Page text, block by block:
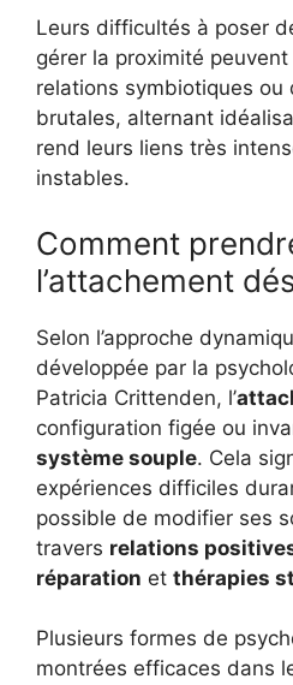
Leurs difficultés à poser
gérer la proximité
relations symbiotiques ou
brutales, alternant
rend leurs liens très
instables.
Comment
l’attachement
Selon l’approche
développée par la
Patricia Crittenden, l’
configuration figée ou
système souple. Cela
expériences difficiles
possible de modifier ses
travers relations
réparation et thérapies
Plusieurs formes de
montrées efficaces dans